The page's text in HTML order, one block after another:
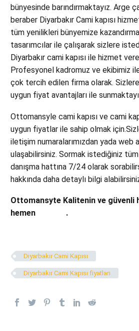
bünyesinde barındırmaktayız. Arge
beraber Diyarbakır Cami kapısı
tüm yenilikleri bünyemize
tasarımcılar ile çalışarak sizlere
Diyarbakır cami kapısı ile hizmet
Profesyonel kadromuz ve ekibimiz
çok tercih edilen firma olarak.
uygun fiyat avantajları ile
Ottomansyle cami kapısı ve cami
uygun fiyatlar ile sahip olmak
iletişim numaralarımızdan yada web
ulaşabilirsiniz. Sormak istediğiniz tüm
danışma hattına 7/24 olarak
hakkında daha detaylı bilgi
Ottomansyte Kalitenin ve güvenli
hemen
.
Diyarbakır Cami Kapısı
Diyarbakır Cami Kapısı fiyatları